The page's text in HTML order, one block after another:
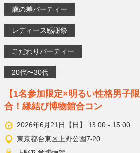
歳の差パーティー
レディース感謝祭
こだわりパーティー
20代〜30代
【1名参加限定×明るい性格男子
合！縁結び博物館合コン
2026年6月21日【日】 13:00 - 15:00
東京都台東区上野公園7-20